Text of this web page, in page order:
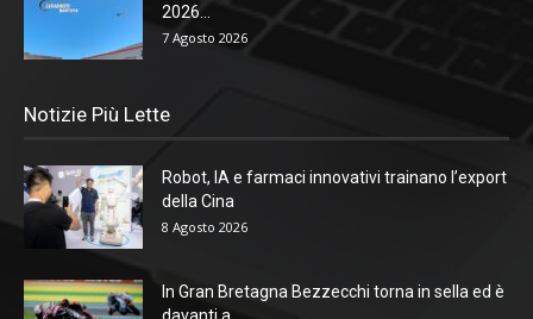
2026...
7 Agosto 2026
Notizie Più Lette
Robot, IA e farmaci innovativi trainano l’export
della Cina
8 Agosto 2026
In Gran Bretagna Bezzecchi torna in sella ed è